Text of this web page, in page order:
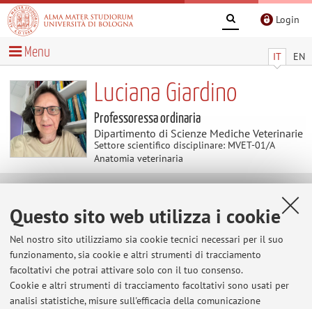
Questo sito web utilizza i cookie
Nel nostro sito utilizziamo sia cookie tecnici necessari per il suo
funzionamento, sia cookie e altri strumenti di tracciamento
facoltativi che potrai attivare solo con il tuo consenso.
Cookie e altri strumenti di tracciamento facoltativi sono usati per
analisi statistiche, misure sull'efficacia della comunicazione
Login
IT EN
Menu
Luciana Giardino
Professoressa ordinaria
Dipartimento di Scienze Mediche Veterinarie
Settore scientifico disciplinare: MVET-01/A
Anatomia veterinaria
Contenuti utili
Al momento non sono presenti contenuti.
Ultimi avvisi